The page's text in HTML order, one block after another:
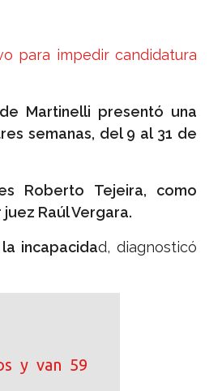
para impedir candidatura
Martinelli presentó una
semanas, del 9 al 31 de
Roberto Tejeira, como
Raúl Vergara.
incapacidad, diagnosticó
y van 59